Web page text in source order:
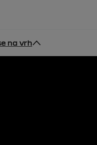
na vrh